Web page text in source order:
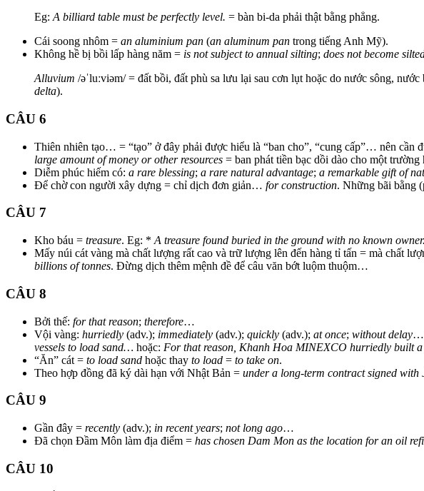
Eg: A billiard table must be perfectly level. = bàn bi-da phải thật bằng phẳng.
Cái soong nhôm = an aluminium pan (an aluminum pan trong tiếng Anh Mỹ).
Không hề bị bồi lấp hàng năm = is not subject to annual silting; does not become
Alluvium /əˈluːviəm/ = đất bồi, đất phù sa lưu lại sau cơn lụt hoặc do nước sông,
delta).
CÂU 6
Thiên nhiên tạo… = “tạo” ở đây phải được hiểu là “ban cho”, “cung cấp”… nên cần
large amount of money or other resources = ban phát tiền bạc dồi dào cho một trường
Diễm phúc hiếm có: a rare blessing; a rare natural advantage; a remarkable gift of
Để chờ con người xây dựng = chỉ dịch đơn giản… for construction. Những bãi bằng
CÂU 7
Kho báu = treasure. Eg: * A treasure found buried in the ground with no known owner.
Mấy núi cát vàng mà chất lượng rất cao và trữ lượng lên đến hàng tỉ tấn = mà chất
billions of tonnes. Đừng dịch thêm mệnh đề để câu văn bớt luộm thuộm…
CÂU 8
Bởi thế: for that reason; therefore…
Vội vàng: hurriedly (adv.); immediately (adv.); quickly (adv.); at once; without delay…
vessels to load sand… hoặc: For that reason, Khanh Hoa MINEXCO hurriedly built
“Ăn” cát = to load sand hoặc thay to load = to take on.
Theo hợp đồng đã ký dài hạn với Nhật Bản = under a long-term contract signed with
CÂU 9
Gần đây = recently (adv.); in recent years; not long ago…
Đã chọn Đầm Môn làm địa điểm = has chosen Dam Mon as the location for an oil
CÂU 10